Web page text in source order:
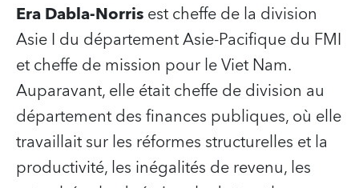
Era Dabla-Norrisest cheffe de la division
Asie I du département Asie-Pacifique du FMI
et cheffe de mission pour le Viet Nam.
Auparavant, elle était cheffe de division au
département des finances publiques, où elle
travaillait sur les réformes structurelles et la
productivité, les inégalités de revenu, les